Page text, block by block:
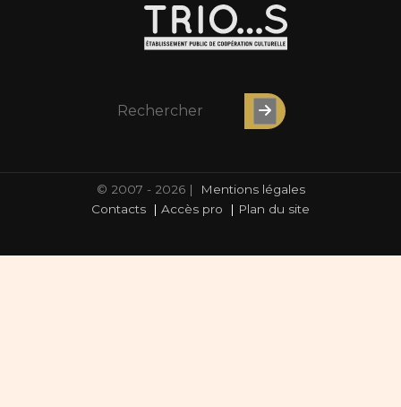
© 2007 - 2026 |
Mentions légales
Contacts
| Accès pro | Plan du site